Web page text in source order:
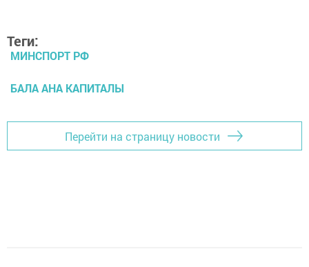
Теги:
МИНСПОРТ РФ
БАЛА АНА КАПИТАЛЫ
Перейти на страницу новости